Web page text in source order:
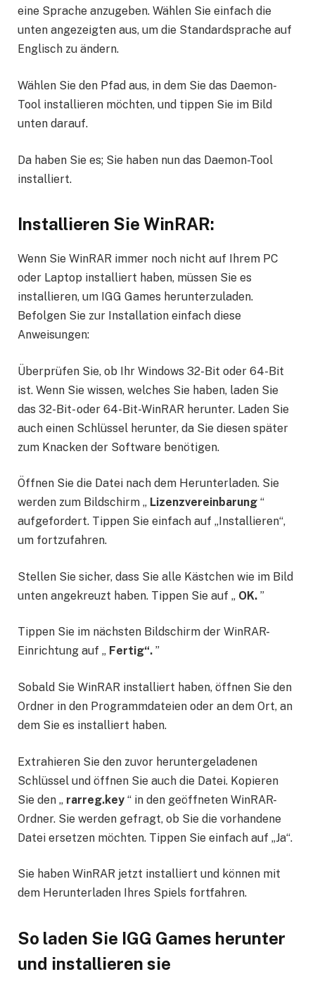
eine Sprache anzugeben. Wählen Sie einfach die
unten angezeigten aus, um die Standardsprache auf
Englisch zu ändern.
Wählen Sie den Pfad aus, in dem Sie das Daemon-
Tool installieren möchten, und tippen Sie im Bild
unten darauf.
Da haben Sie es; Sie haben nun das Daemon-Tool
installiert.
Installieren Sie WinRAR:
Wenn Sie WinRAR immer noch nicht auf Ihrem PC
oder Laptop installiert haben, müssen Sie es
installieren, um IGG Games herunterzuladen.
Befolgen Sie zur Installation einfach diese
Anweisungen:
Überprüfen Sie, ob Ihr Windows 32-Bit oder 64-Bit
ist. Wenn Sie wissen, welches Sie haben, laden Sie
das 32-Bit- oder 64-Bit-WinRAR herunter. Laden Sie
auch einen Schlüssel herunter, da Sie diesen später
zum Knacken der Software benötigen.
Öffnen Sie die Datei nach dem Herunterladen. Sie
werden zum Bildschirm „ Lizenzvereinbarung “
aufgefordert. Tippen Sie einfach auf „Installieren“,
um fortzufahren.
Stellen Sie sicher, dass Sie alle Kästchen wie im Bild
unten angekreuzt haben. Tippen Sie auf „ OK. ”
Tippen Sie im nächsten Bildschirm der WinRAR-
Einrichtung auf „ Fertig“. ”
Sobald Sie WinRAR installiert haben, öffnen Sie den
Ordner in den Programmdateien oder an dem Ort, an
dem Sie es installiert haben.
Extrahieren Sie den zuvor heruntergeladenen
Schlüssel und öffnen Sie auch die Datei. Kopieren
Sie den „ rarreg.key “ in den geöffneten WinRAR-
Ordner. Sie werden gefragt, ob Sie die vorhandene
Datei ersetzen möchten. Tippen Sie einfach auf „Ja“.
Sie haben WinRAR jetzt installiert und können mit
dem Herunterladen Ihres Spiels fortfahren.
So laden Sie IGG Games herunter
und installieren sie